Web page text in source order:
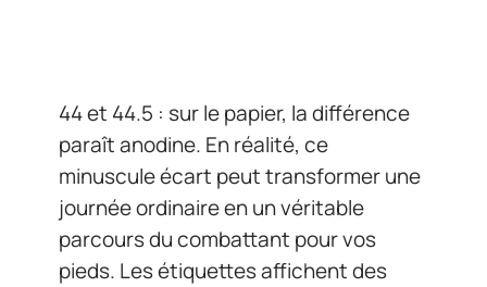
44 et 44.5 : sur le papier, la différence
paraît anodine. En réalité, ce
minuscule écart peut transformer une
journée ordinaire en un véritable
parcours du combattant pour vos
pieds. Les étiquettes affichent des